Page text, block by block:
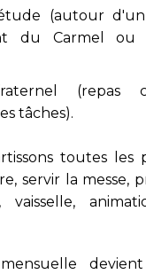
(autour
du Carmel ou
(repas
tâches).
toutes les
servir la messe,